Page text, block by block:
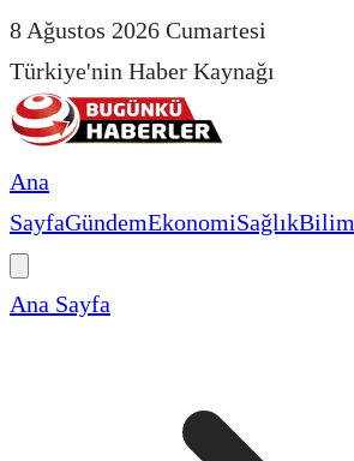
8 Ağustos 2026 Cumartesi
Türkiye'nin Haber Kaynağı
Ana
SayfaGündemEkonomiSağlıkBilim
Ana Sayfa